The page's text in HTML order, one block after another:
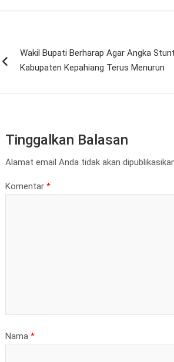
posWakil Bupati Berharap Agar Angka
Kabupaten Kepahiang Terus Menurun
Tinggalkan Balasan
Alamat email Anda tidak akan
Komentar *
Nama *